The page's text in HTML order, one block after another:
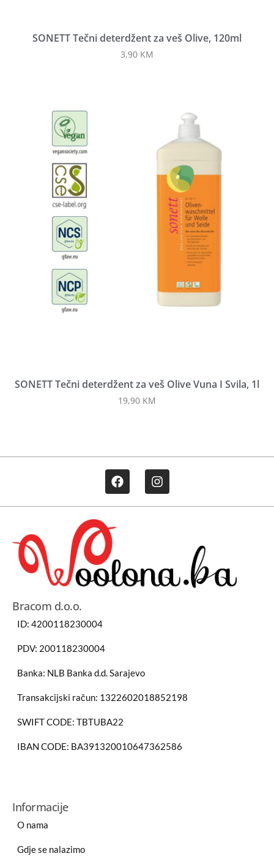
SONETT Tečni deterdžent za veš Olive, 120ml
3,90 KM
SONETT Tečni deterdžent za veš Olive Vuna I Svila, 1l
19,90 KM
Bracom d.o.o.
ID: 4200118230004
PDV: 200118230004
Banka: NLB Banka d.d. Sarajevo
Transakcijski račun: 1322602018852198
SWIFT CODE: TBTUBA22
IBAN CODE: BA391320010647362586
Informacije
O nama
Gdje se nalazimo